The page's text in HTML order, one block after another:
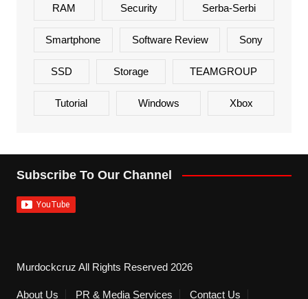
RAM Security Serba-Serbi
Smartphone Software Review Sony
SSD Storage TEAMGROUP
Tutorial Windows Xbox
Subscribe To Our Channel
Murdockcruz All Rights Reserved 2026
About Us PR & Media Services Contact Us